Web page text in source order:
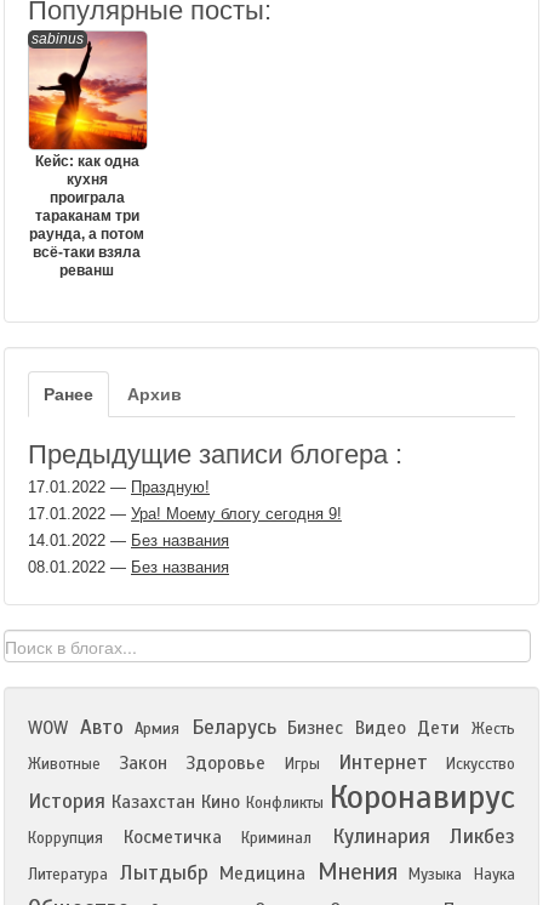
Популярные посты:
sabinus
Кейс: как одна
кухня
проиграла
тараканам три
раунда, а потом
всё-таки взяла
реванш
Ранее Архив
Предыдущие записи блогера :
17.01.2022 — Праздную!
17.01.2022 — Ура! Моему блогу сегодня 9!
14.01.2022 — Без названия
08.01.2022 — Без названия
WOW Авто Армия Беларусь Бизнес Видео Дети
Жесть
Животные
Закон Здоровье Игры Интернет Искусство
История Казахстан Кино Конфликты Коронавирус
Коррупция Косметичка Криминал Кулинария Ликбез
Литература Лытдыбр Медицина Мнения Музыка Наука